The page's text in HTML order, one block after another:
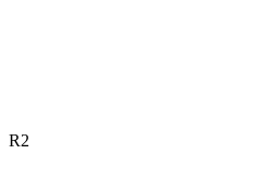
R2